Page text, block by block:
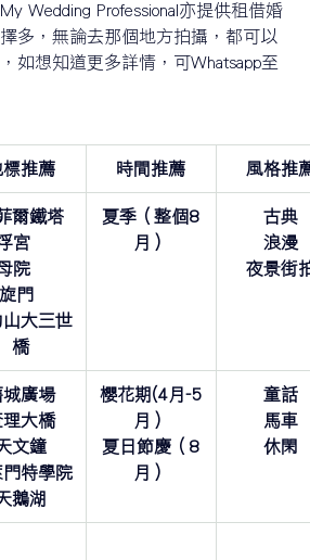
Wedding Professional亦提供租借婚
多，無論去那個地方拍攝，都可以
如想知道更多詳情，可Whatsapp至
標推薦 時間推薦 風格推
爾鐵塔
浮宮
母院
旋門
山大三世
橋
夏季（整個8
月）
古典
浪漫
夜景街
城廣場
理大橋
文鐘
門特學院
鵝湖
櫻花期(4月-5
月）
夏日節慶（8
月）
童話
馬車
休閑